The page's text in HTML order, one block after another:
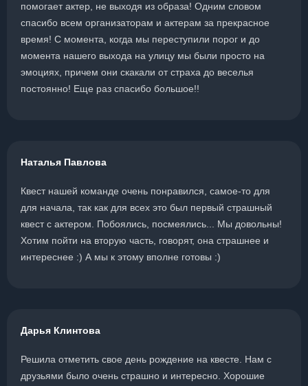
помогает актер, не выходя из образа! Одним словом
спасибо всем организаторам и актерам за прекрасное
время! С момента, когда мы переступили порог и до
момента нашего выхода на улицу мы были просто на
эмоциях, причем они скакали от страха до веселья
постоянно! Еще раз спасибо большое!!
Наталья Павлова
Квест нашей команде очень понравился, самое-то для
для начала, так как для всех это был первый страшный
квест с актером. Побоялись, посмеялись... Мы довольны!
Хотим пойти на вторую часть, говорят, она страшнее и
интереснее :) А мы к этому вполне готовы :)
Дарья Клинтова
Решила отметить свое день рождение на квесте. Нам с
друзьями было очень страшно и интересно. Хорошие